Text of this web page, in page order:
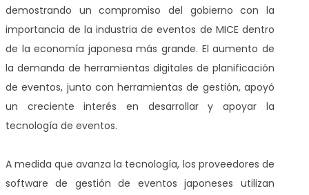
demostrando un compromiso del gobierno con la
importancia de la industria de eventos de MICE dentro
de la economía japonesa más grande. El aumento de
la demanda de herramientas digitales de planificación
de eventos, junto con herramientas de gestión, apoyó
un creciente interés en desarrollar y apoyar la
tecnología de eventos.
A medida que avanza la tecnología, los proveedores de
software de gestión de eventos japoneses utilizan